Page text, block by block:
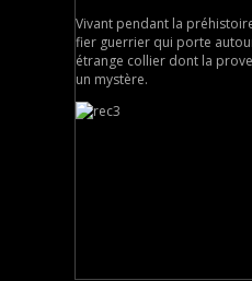
Vivant pendant la
fier guerrier qui porte
étrange collier dont la
un mystère.